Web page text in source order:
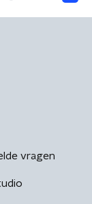
vragen